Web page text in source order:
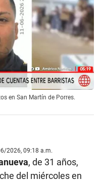
en San Martín de Porres.
2026, 09:18 a.m.
, de 31 años,
del miércoles en